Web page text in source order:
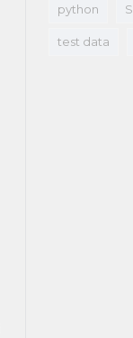
python
test data